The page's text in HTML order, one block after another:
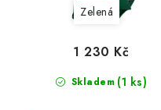
Zelená
Skladem (1 ks)
1 230 Kč